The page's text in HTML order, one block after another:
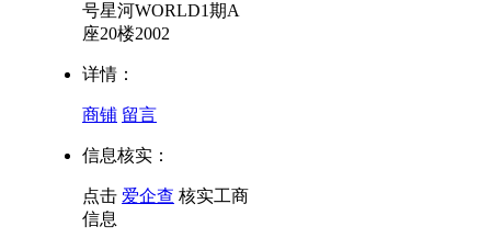
号星河WORLD1期A
座20楼2002
详情：
商铺 留言
信息核实：
点击 爱企查 核实工商
信息